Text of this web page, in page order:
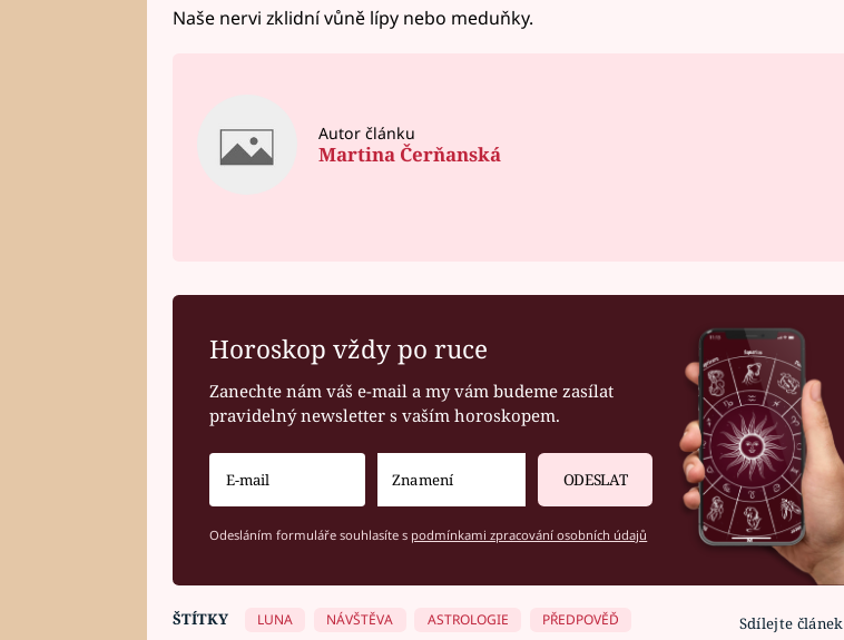
Naše nervi zklidní vůně lípy nebo meduňky.
Autor článku
Martina Čerňanská
Horoskop vždy po ruce
Zanechte nám váš e-mail a my vám budeme zasílat
pravidelný newsletter s vaším horoskopem.
ODESLAT
Odesláním formuláře souhlasíte s podmínkami zpracování osobních údajů
Sdílejte článek
ŠTÍTKY LUNA NÁVŠTĚVA ASTROLOGIE
PŘEDPOVĚĎ